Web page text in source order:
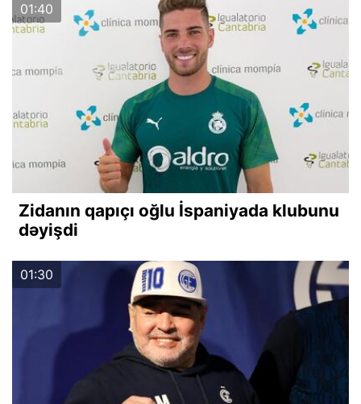
01:40
Zidanın qapıçı oğlu İspaniyada klubunu
dəyişdi
01:30